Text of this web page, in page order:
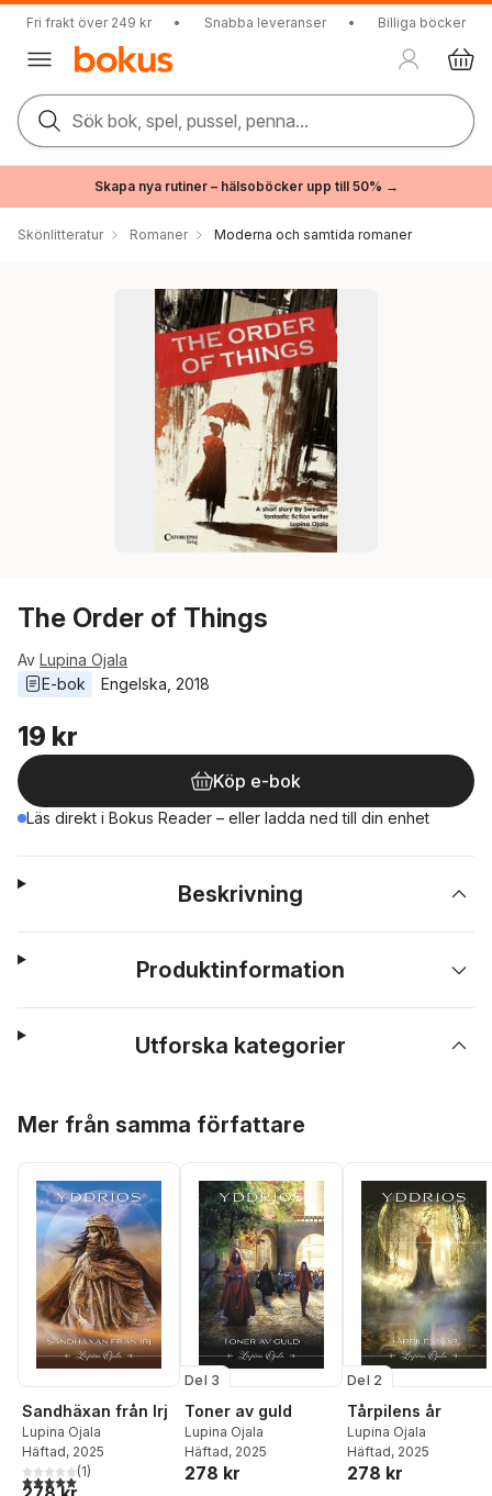
Fri frakt över 249 kr • Snabba leveranser • Billiga böcker
Sök bok, spel, pussel, penna...
Skapa nya rutiner – hälsoböcker upp till 50% →
Skönlitteratur Romaner Moderna och samtida romaner
The Order of Things
Av Lupina Ojala
E-bok
Engelska 2018
19 kr
Köp e-bok
Läs direkt i Bokus Reader – eller ladda ned till din enhet
Beskrivning
Produktinformation
Utforska kategorier
Mer från samma författare
Sandhäxan från Irj
Lupina Ojala
Häftad, 2025
5,0utav 5 stjärnor. Totalt antal röster:
(1)
Del 3
Toner av guld
Lupina Ojala
Häftad, 2025
278 kr
Del 2
Tårpilens år
Lupina Ojala
Häftad, 2025
278 kr